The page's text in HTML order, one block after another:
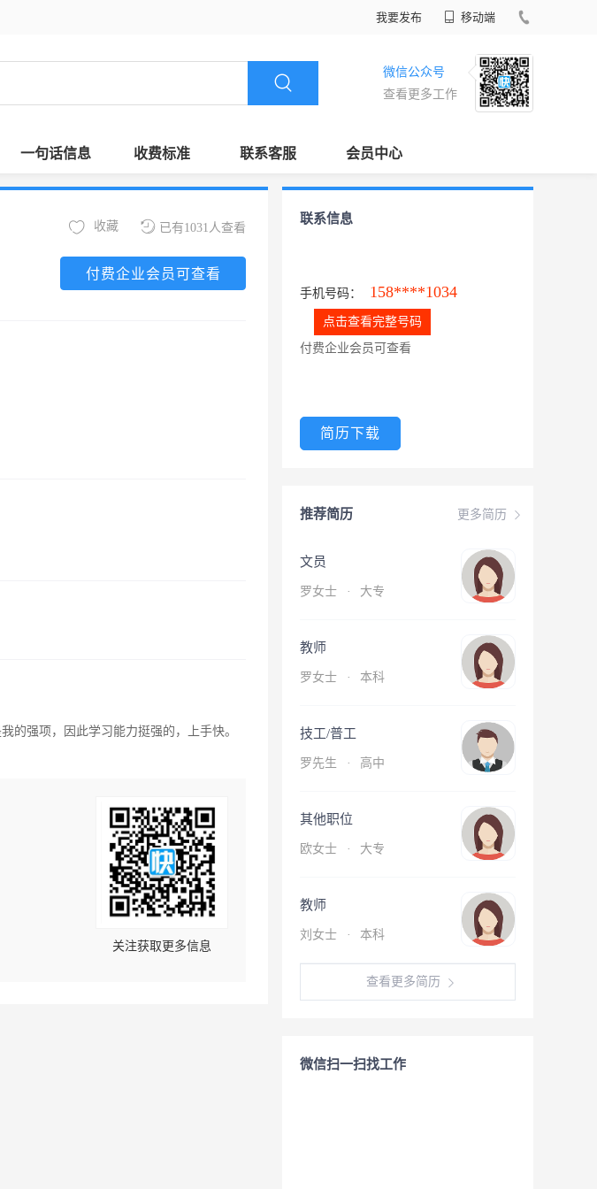
我要发布 移动端
微信公众号
查看更多工作
一句话信息 收费标准 联系客服 会员中心
已有1031人查看
收藏
付费企业会员可查看
的强项，因此学习能力挺强的，上手快。
关注获取更多信息
联系信息
手机号码： 158****1034
点击查看完整号码
付费企业会员可查看
简历下载
更多简历
推荐简历
文员
罗女士 · 大专
教师
罗女士 · 本科
技工/普工
罗先生 · 高中
其他职位
欧女士 · 大专
教师
刘女士 · 本科
查看更多简历
微信扫一扫找工作